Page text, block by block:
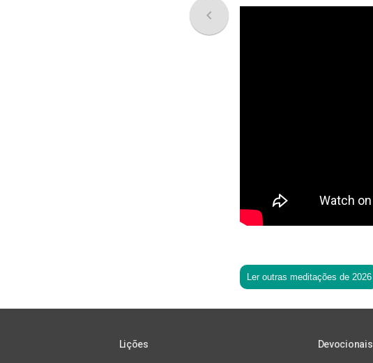
navigate_before
Ler outras meditações de 2026
Lições Devocionais